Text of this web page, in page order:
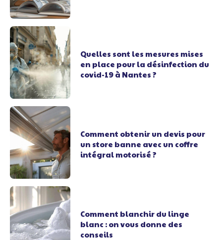
Quelles sont les mesures mises
en place pour la désinfection du
covid-19 à Nantes ?
Comment obtenir un devis pour
un store banne avec un coffre
intégral motorisé ?
Comment blanchir du linge
blanc : on vous donne des
conseils